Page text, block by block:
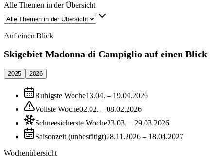
Alle Themen in der Übersicht
Auf einen Blick
Skigebiet Madonna di Campiglio auf einen Blick
2025 2026
Ruhigste Woche13.04. – 19.04.2026
Vollste Woche02.02. – 08.02.2026
Schneesicherste Woche23.03. – 29.03.2026
Saisonzeit (unbestätigt)28.11.2026 – 18.04.2027
Wochenübersicht